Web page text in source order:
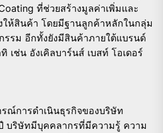
ที่ช่วยสร้างมูลค่าเพิ่มและ
ให้สินค้า โดยมีฐานลูกค้าหลักในกลุ่ม
รรม อีกทั้งยังมีสินค้าภายใต้แบรนด์
เช่น อังเคิลบาร์นส์ เบสท์ โอเดอร์
รณ์การดำเนินธุรกิจของบริษัท
บริษัทมีบุคคลากรที่มีความรู้ ความ